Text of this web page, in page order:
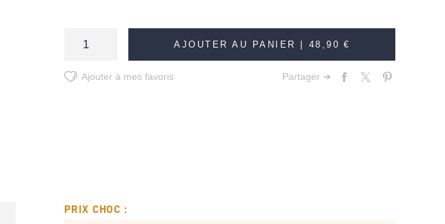
AJOUTER AU PANIER | 48,90 €
Ajouter à mes favoris Partager ➔
PRIX CHOC :